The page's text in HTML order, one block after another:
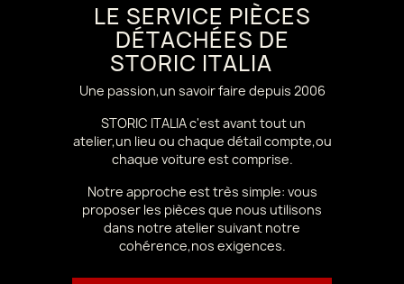
LE SERVICE PIÈCES
DÉTACHÉES DE
STORIC ITALIA
Une passion,un savoir faire depuis 2006
STORIC ITALIA c'est avant tout un
atelier,un lieu ou chaque détail compte,ou
chaque voiture est comprise.
Notre approche est très simple: vous
proposer les pièces que nous utilisons
dans notre atelier suivant notre
cohérence,nos exigences.